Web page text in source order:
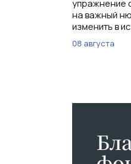
упражнение
на важный
изменить в
08 августа